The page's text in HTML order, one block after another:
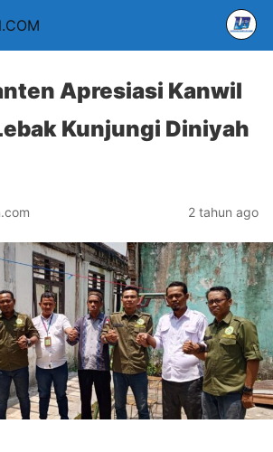
Apresiasi Kanwil
Kunjungi Diniyah
2 tahun ago